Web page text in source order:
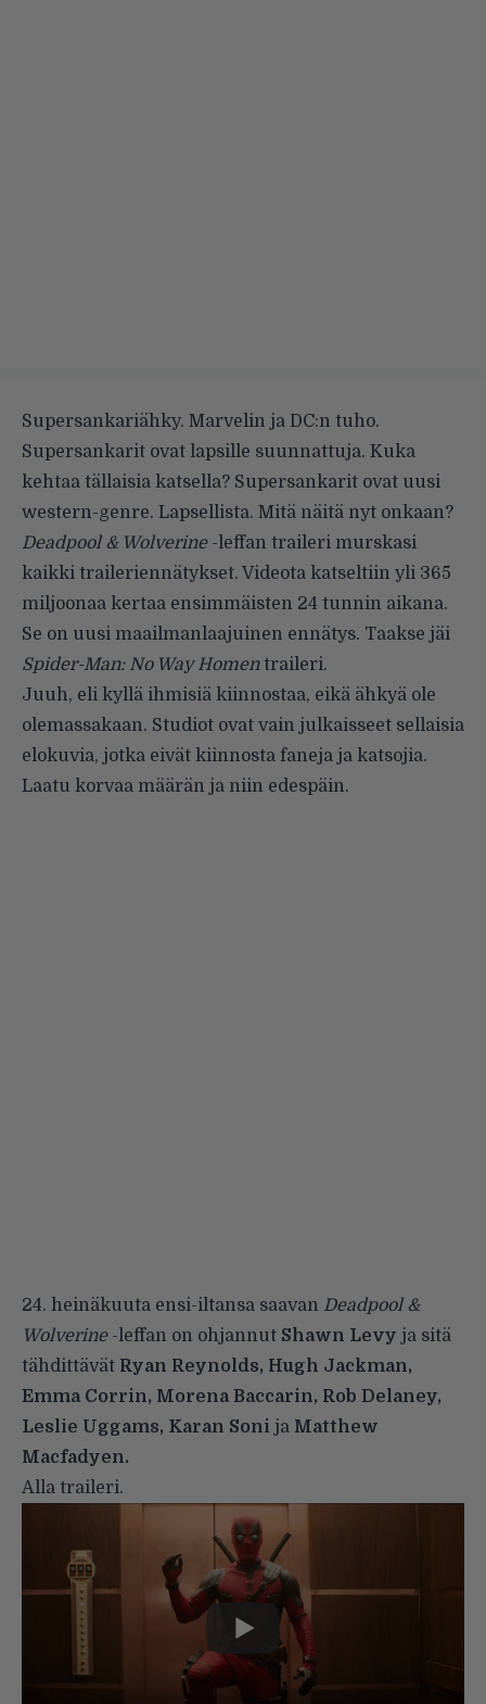
Supersankariähky. Marvelin ja DC:n tuho.
Supersankarit ovat lapsille suunnattuja. Kuka
kehtaa tällaisia katsella? Supersankarit ovat uusi
western-genre. Lapsellista. Mitä näitä nyt onkaan?
Deadpool & Wolverine-leffan traileri murskasi
kaikki traileriennätykset. Videota katseltiin yli 365
miljoonaa kertaa ensimmäisten 24 tunnin aikana.
Se on uusi maailmanlaajuinen ennätys. Taakse jäi
Spider-Man: No Way Homentraileri.
Juuh, eli kyllä ihmisiä kiinnostaa, eikä ähkyä ole
olemassakaan. Studiot ovat vain julkaisseet sellaisia
elokuvia, jotka eivät kiinnosta faneja ja katsojia.
Laatu korvaa määrän ja niin edespäin.
24. heinäkuuta ensi-iltansa saavan Deadpool &
Wolverine-leffan on ohjannut Shawn Levy ja sitä
tähdittävät Ryan Reynolds, Hugh Jackman,
Emma Corrin, Morena Baccarin, Rob Delaney,
Leslie Uggams, Karan Soni ja Matthew
Macfadyen.
Alla traileri.